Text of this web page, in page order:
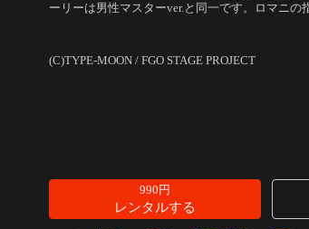
ーリーは男性マスターver.と同一です。ロマニ
(C)TYPE-MOON / FGO STAGE PROJECT
990円
レンタルする